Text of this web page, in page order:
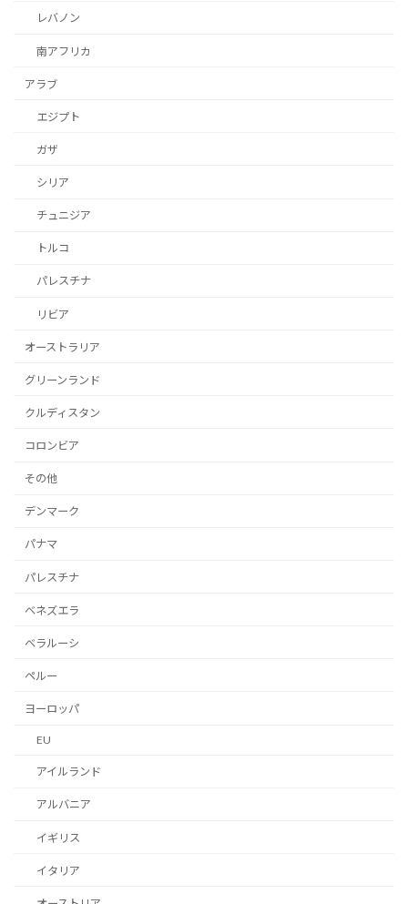
レバノン
南アフリカ
アラブ
エジプト
ガザ
シリア
チュニジア
トルコ
パレスチナ
リビア
オーストラリア
グリーンランド
クルディスタン
コロンビア
その他
デンマーク
パナマ
パレスチナ
ベネズエラ
ベラルーシ
ペルー
ヨーロッパ
EU
アイルランド
アルバニア
イギリス
イタリア